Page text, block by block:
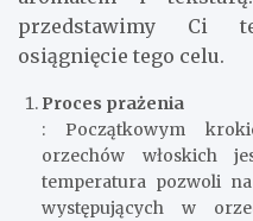
przedstawimy Ci
osiągnięcie tego celu.
Proces prażenia
: Początkowym
orzechów włoskich
temperatura pozwoli
występujących w